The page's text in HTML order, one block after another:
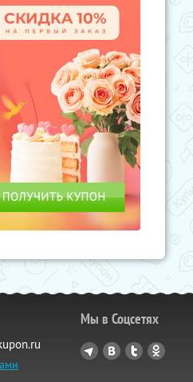
Мы в Соцсетях